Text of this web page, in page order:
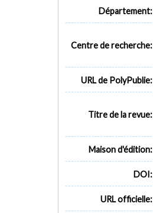
Département:
Centre de recherche:
URL de PolyPublie:
Titre de la revue:
Maison d'édition:
DOI:
URL officielle: